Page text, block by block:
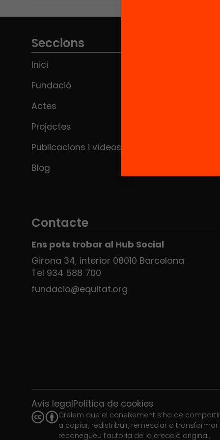
Seccions
Inici
Fundació
Actes
Projectes
Publicacions i vídeos
Blog
Contacte
Ens pots trobar al Hub Social
Girona 34, interior 08010 Barcelona
Tel 934 588 700
fundacio@equitat.org
Avís legalPolítica de cookies
Creiem que el coneixement s’ha de
a copiar, redistribuir, remesclar o
reconegueu l’autoria de la creació original.